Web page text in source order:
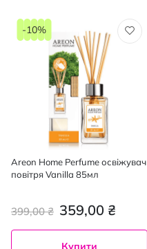
Areon Home Perfume освіжувач
повітря Vanilla 85мл
359,00 ₴
399,00 ₴
-10%
Купити